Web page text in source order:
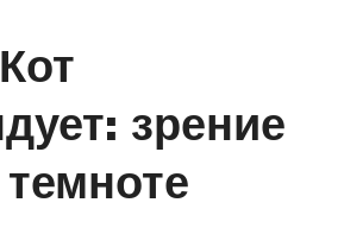
зрение